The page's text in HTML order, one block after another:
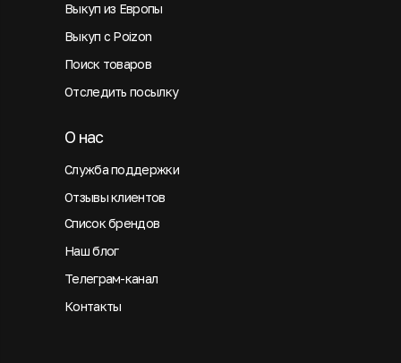
Выкуп из Европы
Выкуп с Poizon
Поиск товаров
Отследить посылку
Служба поддержки
О нас
Отзывы клиентов
Список брендов
Наш блог
Телеграм-канал
Контакты